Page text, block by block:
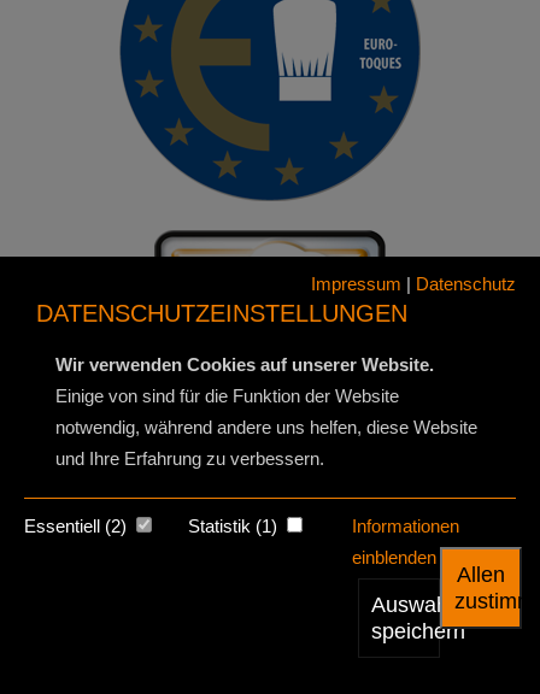
Impressum | Datenschutz
DATENSCHUTZEINSTELLUNGEN
Wir verwenden Cookies auf unserer Website.
Einige von sind für die Funktion der Website
notwendig, während andere uns helfen, diese Website
und Ihre Erfahrung zu verbessern.
Essentiell (2) Statistik (1)
Informationen
einblenden
Auswahl
speichern
Allen
>
100.000
bearbeitete